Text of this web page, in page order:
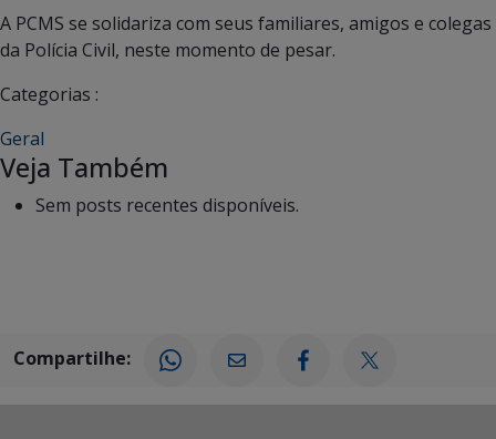
A PCMS se solidariza com seus familiares, amigos e colegas
da Polícia Civil, neste momento de pesar.
Categorias :
Geral
Veja Também
Sem posts recentes disponíveis.
Compartilhe: